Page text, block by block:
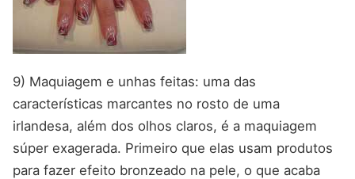
9) Maquiagem e unhas feitas: uma das
características marcantes no rosto de uma
irlandesa, além dos olhos claros, é a maquiagem
súper exagerada. Primeiro que elas usam produtos
para fazer efeito bronzeado na pele, o que acaba